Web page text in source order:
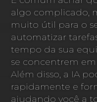
algo complicado,
muito útil para o
automatizar
tempo da sua
se concentrem
Além disso, a IA
rapidamente e
ajudando você a